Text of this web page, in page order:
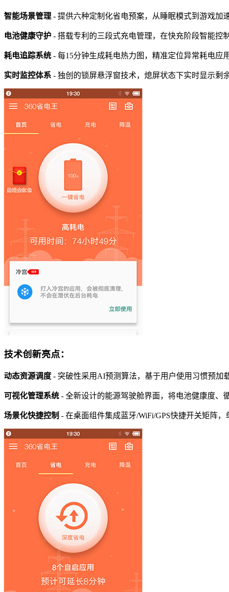
智能场景管理 - 提供六种定制化省电预案，从睡眠模式到游戏加
电池健康守护 - 搭载专利的三段式充电管理，在快充阶段智能控
耗电追踪系统 - 每15分钟生成耗电热力图，精准定位异常耗电应
实时监控体系 - 独创的锁屏悬浮窗技术，熄屏状态下实时显示剩
技术创新亮点：
动态资源调度 - 突破性采用AI预测算法，基于用户使用习惯预加
可视化管理系统 - 全新设计的能源驾驶舱界面，将电池健康度、
场景化快捷控制 - 在桌面组件集成蓝牙/WiFi/GPS快捷开关矩阵